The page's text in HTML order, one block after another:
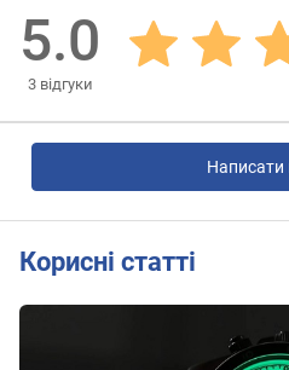
5.0
3 відгуки
Написати
Корисні статті